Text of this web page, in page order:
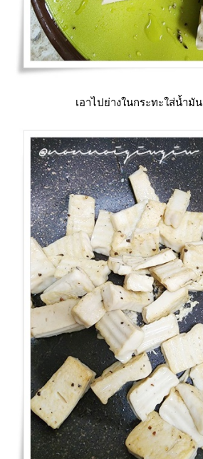
เอาไปย่างในกระทะใส่น้ำ